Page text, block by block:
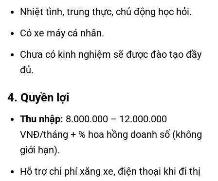
Nhiệt tình, trung thực, chủ động học hỏi.
Có xe máy cá nhân.
Chưa có kinh nghiệm sẽ được đào tạo đầy
đủ.
4. Quyền lợi
Thu nhập: 8.000.000 – 12.000.000
VNĐ/tháng + % hoa hồng doanh số (không
giới hạn).
Hỗ trợ chi phí xăng xe, điện thoại khi đi thị